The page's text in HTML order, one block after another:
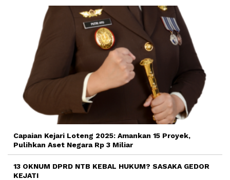
Capaian Kejari Loteng 2025: Amankan 15 Proyek,
Pulihkan Aset Negara Rp 3 Miliar
13 OKNUM DPRD NTB KEBAL HUKUM? SASAKA GEDOR
KEJATI